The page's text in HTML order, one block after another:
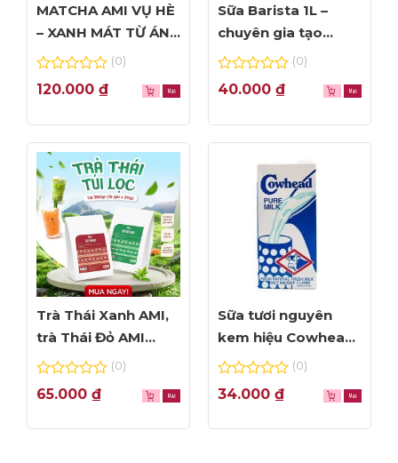
MATCHA AMI VỤ HÈ
– XANH MÁT TỪ ÁNH
NHÌN ĐẦU TIÊN
0
out
5
(0)
120.000 ₫
Sữa Barista 1L –
chuyên gia tạo
Foam đỉnh cao
0
out
5
(0)
40.000 ₫
Trà Thái Xanh AMI,
trà Thái Đỏ AMI
thơm ngon, túi lọc
0
out
5
(0)
65.000 ₫
Sữa tươi nguyên
kem hiệu Cowhead
– hộp 1L
0
out
5
(0)
34.000 ₫